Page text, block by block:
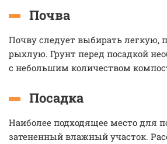
Почва
Почву следует выбирать легкую,
рыхлую. Грунт перед посадкой
с небольшим количеством
Посадка
Наиболее подходящее место для
затененный влажный участок.